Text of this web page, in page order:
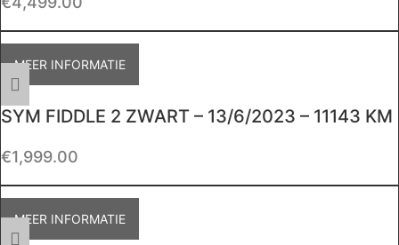
MEER INFORMATIE
SYM FIDDLE 2 ZWART – 13/6/2023 – 11143 KM
€1,999.00
MEER INFORMATIE